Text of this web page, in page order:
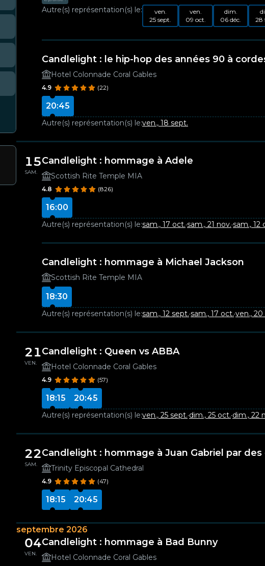
Autre(s) représentation(s) le:
ven.
25 sept.
ven.
09 oct.
dim.
06 déc.
28
Candlelight : le hip-hop des années 90 à
Hotel Colonnade Coral Gables
4.9 (22)
20:45
Autre(s) représentation(s) le:ven., 18 sept.
15
SAM.
Candlelight : hommage à Adele
Scottish Rite Temple MIA
4.8 (826)
16:00
Autre(s) représentation(s) le:sam., 17 oct.·sam., 21 nov.·sam., 12
Candlelight : hommage à Michael Jackson
Scottish Rite Temple MIA
18:30
Autre(s) représentation(s) le:sam., 12 sept.·sam., 17 oct.·ven., 20
21
VEN.
Candlelight : Queen vs ABBA
Hotel Colonnade Coral Gables
4.9 (57)
18:15 20:45
Autre(s) représentation(s) le:ven., 25 sept.·dim., 25 oct.·dim., 22
22
SAM.
Candlelight : hommage à Juan Gabriel par
Trinity Episcopal Cathedral
4.9 (47)
18:15 20:45
septembre 2026
04
VEN.
Candlelight : hommage à Bad Bunny
Hotel Colonnade Coral Gables